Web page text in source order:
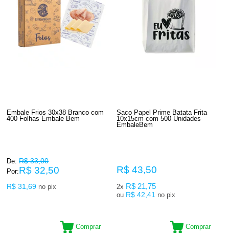
Embale Frios 30x38 Branco com
400 Folhas Embale Bem
De: R$ 33,00
Por:R$ 32,50
R$ 31,69 no pix
Comprar
Saco Papel Prime Batata Frita
10x15cm com 500 Unidades
EmbaleBem
R$ 43,50
2x R$ 21,75
ou R$ 42,41 no pix
Comprar